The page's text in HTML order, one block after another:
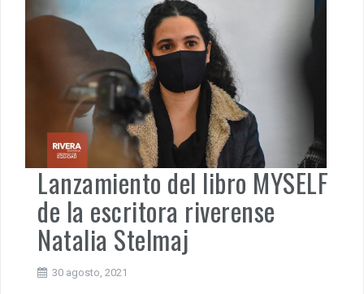
Lanzamiento del libro MYSELF
de la escritora riverense
Natalia Stelmaj
30 agosto, 2021